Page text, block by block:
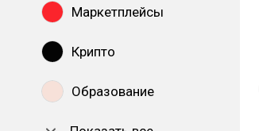
Маркетплейсы
Крипто
Образование